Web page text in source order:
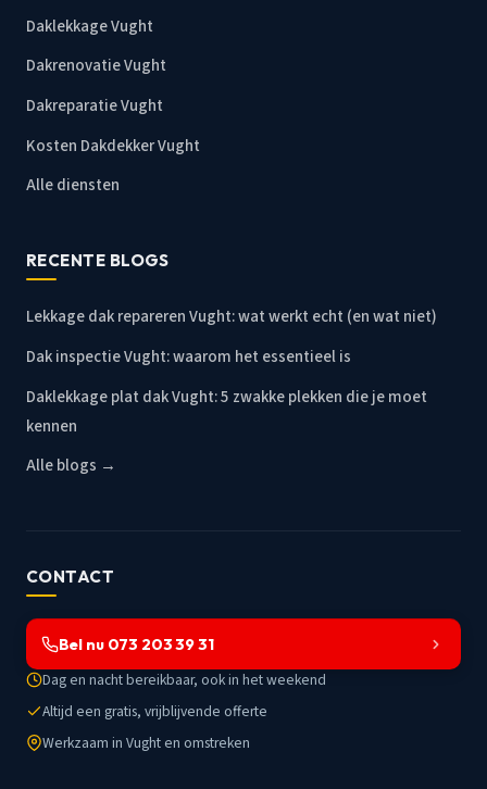
Daklekkage Vught
Dakrenovatie Vught
Dakreparatie Vught
Kosten Dakdekker Vught
Alle diensten
RECENTE BLOGS
Lekkage dak repareren Vught: wat werkt echt (en wat niet)
Dak inspectie Vught: waarom het essentieel is
Daklekkage plat dak Vught: 5 zwakke plekken die je moet
kennen
Alle blogs →
CONTACT
Bel nu 073 203 39 31
Dag en nacht bereikbaar, ook in het weekend
Altijd een gratis, vrijblijvende offerte
Werkzaam in Vught en omstreken